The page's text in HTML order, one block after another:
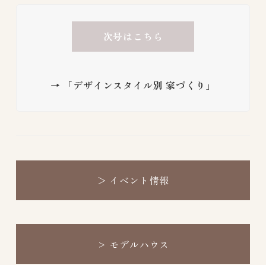
次号はこちら
→ 「デザインスタイル別 家づくり」
＞ イベント情報
> モデルハウス